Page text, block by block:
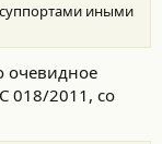
иными
очевидное
018/2011, со